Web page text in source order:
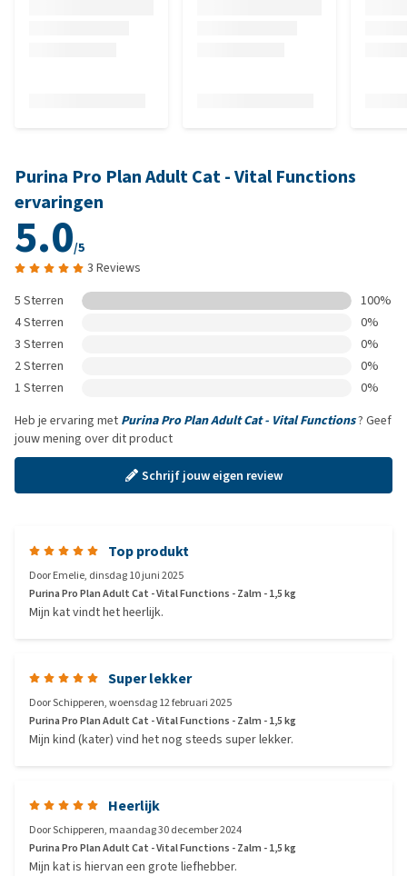
Purina Pro Plan Adult Cat - Vital Functions
ervaringen
5.0/5
3 Reviews
5 Sterren
100%
4 Sterren
0%
3 Sterren
0%
2 Sterren
0%
1 Sterren
0%
Heb je ervaring met Purina Pro Plan Adult Cat - Vital Functions? Geef
jouw mening over dit product
Schrijf jouw eigen review
Top produkt
DoorEmelie, dinsdag 10 juni 2025
Purina Pro Plan Adult Cat - Vital Functions - Zalm - 1,5 kg
Mijn kat vindt het heerlijk.
Super lekker
DoorSchipperen,woensdag 12 februari 2025
Purina Pro Plan Adult Cat - Vital Functions - Zalm - 1,5 kg
Mijn kind (kater) vind het nog steeds super lekker.
Heerlijk
DoorSchipperen, maandag 30 december 2024
Purina Pro Plan Adult Cat - Vital Functions - Zalm - 1,5 kg
Mijn kat is hiervan een grote liefhebber.